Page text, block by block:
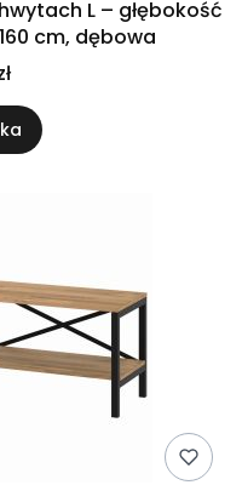
L – głębokość
cm, dębowa